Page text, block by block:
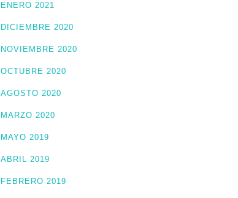
ENERO 2021
DICIEMBRE 2020
NOVIEMBRE 2020
OCTUBRE 2020
AGOSTO 2020
MARZO 2020
MAYO 2019
ABRIL 2019
FEBRERO 2019